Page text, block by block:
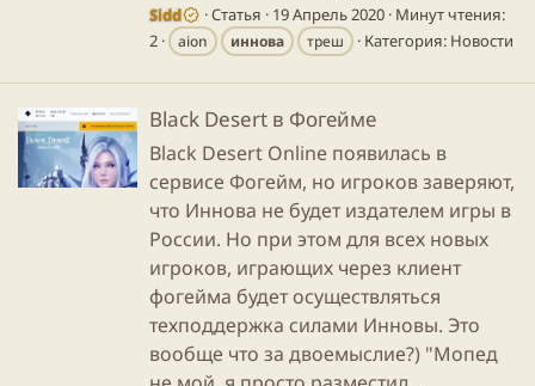
Sidd Статья 19 Апрель 2020 Минут чтения:
2
aion иннова треш Категория: Новости
Black Desert в Фогейме
Black Desert Online появилась в
сервисе Фогейм, но игроков заверяют,
что Иннова не будет издателем игры в
России. Но при этом для всех новых
игроков, играющих через клиент
фогейма будет осуществляться
техподдержка силами Инновы. Это
вообще что за двоемыслие?) "Мопед